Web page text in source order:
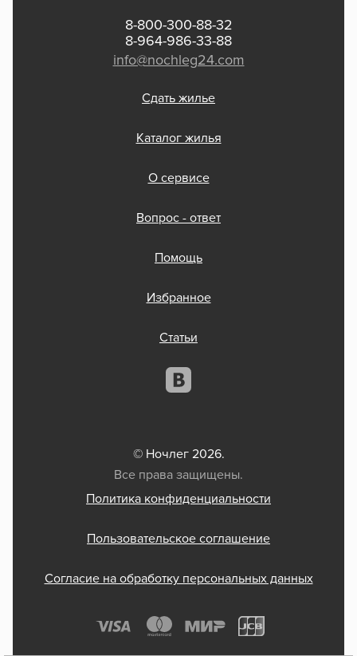
8-800-300-88-32
8-964-986-33-88
info@nochleg24.com
Сдать жилье
Каталог жилья
О сервисе
Вопрос - ответ
Помощь
Избранное
Статьи
© Ночлег 2026.
Все права защищены.
Политика конфиденциальности
Пользовательское соглашение
Согласие на обработку персональных данных